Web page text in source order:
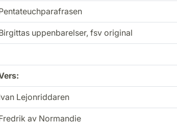
uppenbarelser, fsv original
Lejonriddaren
av Normandie